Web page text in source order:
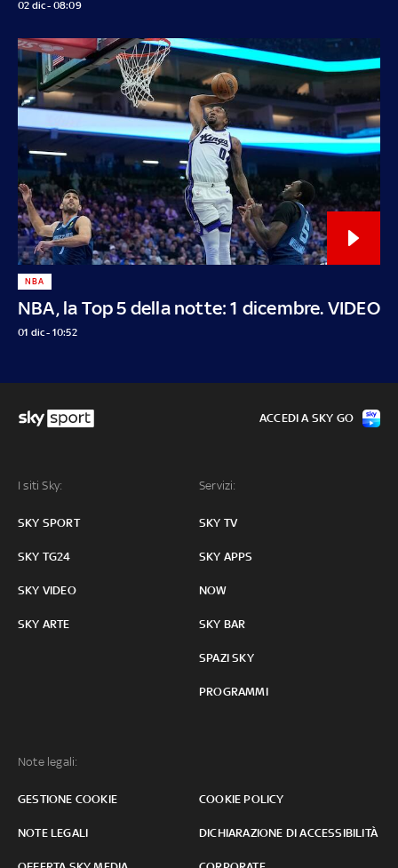
02 dic - 08:09
NBA, la Top 5 della notte: 1 dicembre. VIDEO
NBA
01 dic - 10:52
I siti Sky:
SKY SPORT
SKY TG24
SKY VIDEO
SKY ARTE
Servizi:
SKY TV
SKY APPS
NOW
SKY BAR
SPAZI SKY
PROGRAMMI
Note legali:
GESTIONE COOKIE COOKIE POLICY
NOTE LEGALI DICHIARAZIONE DI ACCESSIBILITÀ
ACCEDI A SKY GO